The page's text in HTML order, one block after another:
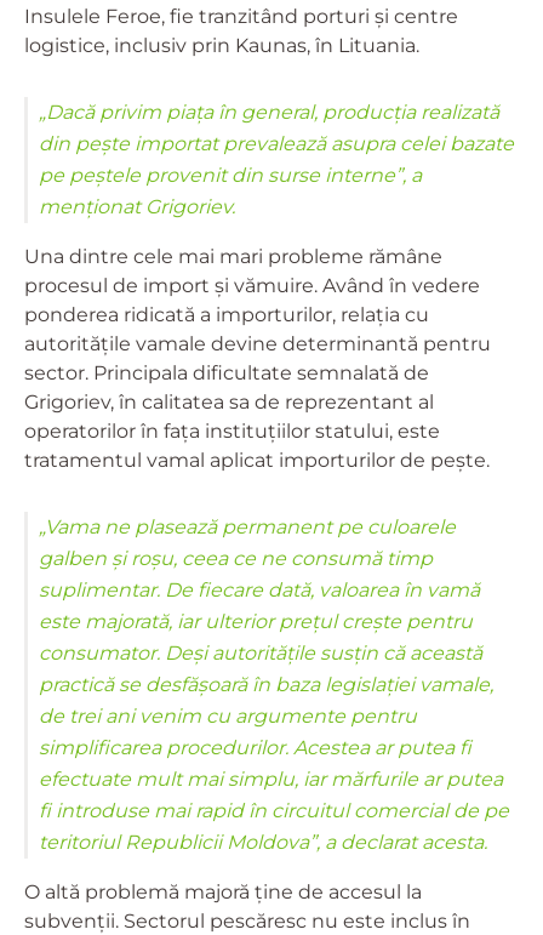
Insulele Feroe, fie tranzitând porturi și centre
logistice, inclusiv prin Kaunas, în Lituania.
„Dacă privim piața în general, producția realizată
din pește importat prevalează asupra celei bazate
pe peștele provenit din surse interne”, a
menționat Grigoriev.
Una dintre cele mai mari probleme rămâne
procesul de import și vămuire. Având în vedere
ponderea ridicată a importurilor, relația cu
autoritățile vamale devine determinantă pentru
sector. Principala dificultate semnalată de
Grigoriev, în calitatea sa de reprezentant al
operatorilor în fața instituțiilor statului, este
tratamentul vamal aplicat importurilor de pește.
„Vama ne plasează permanent pe culoarele
galben și roșu, ceea ce ne consumă timp
suplimentar. De fiecare dată, valoarea în vamă
este majorată, iar ulterior prețul crește pentru
consumator. Deși autoritățile susțin că această
practică se desfășoară în baza legislației vamale,
de trei ani venim cu argumente pentru
simplificarea procedurilor. Acestea ar putea fi
efectuate mult mai simplu, iar mărfurile ar putea
fi introduse mai rapid în circuitul comercial de pe
teritoriul Republicii Moldova”, a declarat acesta.
O altă problemă majoră ține de accesul la
subvenții. Sectorul pescăresc nu este inclus în